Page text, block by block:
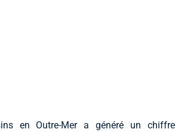
en Outre-Mer a généré un chiffre